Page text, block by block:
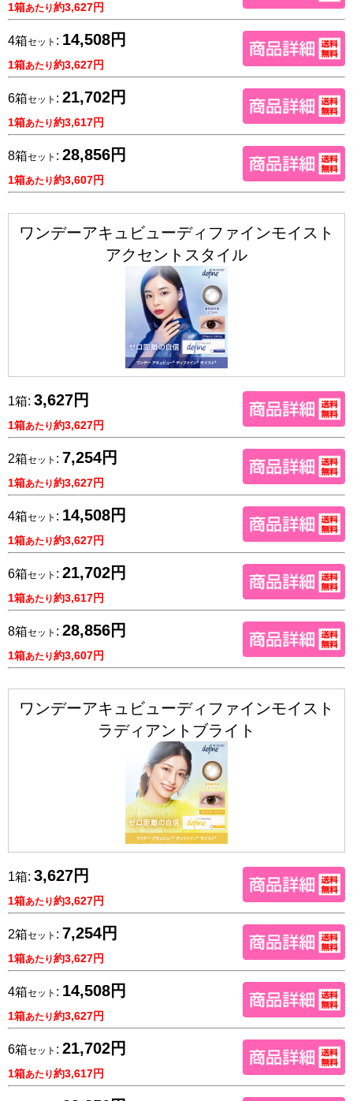
1箱あたり約3,627円
4箱セット : 14,508円
1箱あたり約3,627円
6箱セット : 21,702円
1箱あたり約3,617円
8箱セット : 28,856円
1箱あたり約3,607円
ワンデーアキュビューディファインモイスト
アクセントスタイル
1箱: 3,627円
1箱あたり約3,627円
2箱セット : 7,254円
1箱あたり約3,627円
4箱セット : 14,508円
1箱あたり約3,627円
6箱セット : 21,702円
1箱あたり約3,617円
8箱セット : 28,856円
1箱あたり約3,607円
ワンデーアキュビューディファインモイスト
ラディアントブライト
1箱: 3,627円
1箱あたり約3,627円
2箱セット : 7,254円
1箱あたり約3,627円
4箱セット : 14,508円
1箱あたり約3,627円
6箱セット : 21,702円
1箱あたり約3,617円